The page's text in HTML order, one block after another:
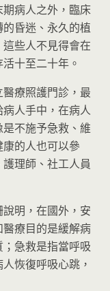
病人之外，臨床
昏迷、永久的植
些人不見得會在
十至二十年。
療照護門診，最
人手中，在病人
不施予急救、維
的人也可以參
理師、社工人員
明，在國外，安
療目的是緩解病
急救是指當呼吸
恢復呼吸心跳，